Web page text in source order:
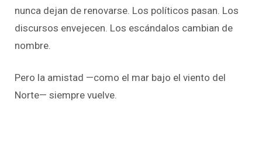
nunca dejan de renovarse. Los políticos pasan. Los
discursos envejecen. Los escándalos cambian de
nombre.
Pero la amistad —como el mar bajo el viento del
Norte— siempre vuelve.